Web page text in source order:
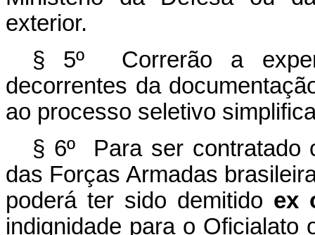
exterior.
§ 5º Correrão a
decorrentes da
ao processo seletivo
§ 6º Para ser contratado
das Forças Armadas
poderá ter sido demitido ex
indignidade para o Oficialato